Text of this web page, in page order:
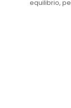
equilibrio,